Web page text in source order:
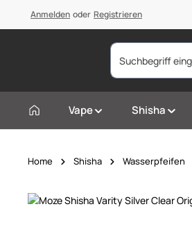
Zur Hauptnavigation springen
Anmelden oder Registrieren
Vape Shisha
Home Shisha Wasserpfeifen
Bildergalerie überspringen